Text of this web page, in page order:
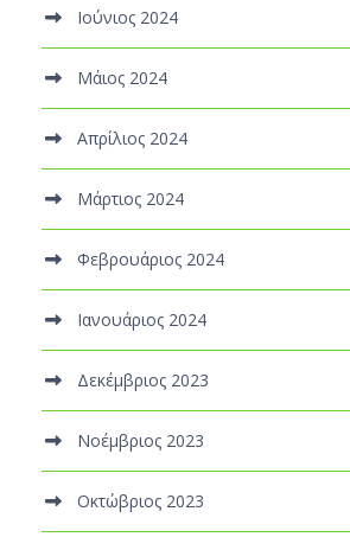
Ιούνιος 2024
Μάιος 2024
Απρίλιος 2024
Μάρτιος 2024
Φεβρουάριος 2024
Ιανουάριος 2024
Δεκέμβριος 2023
Νοέμβριος 2023
Οκτώβριος 2023